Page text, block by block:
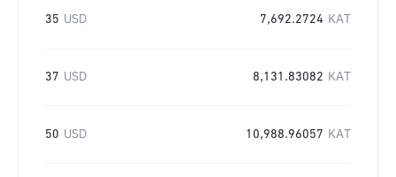
35 USD 7,692.2724 KAT
37 USD 8,131.83082 KAT
50 USD 10,988.96057 KAT